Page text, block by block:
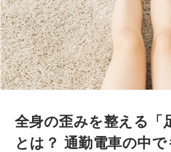
全身の歪みを整える「
とは？ 通勤電車の中で